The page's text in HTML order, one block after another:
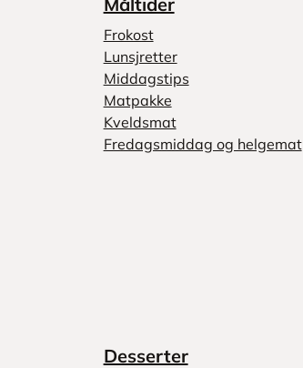
Frokost
Lunsjretter
Middagstips
Matpakke
Kveldsmat
Fredagsmiddag og helgemat
Desserter